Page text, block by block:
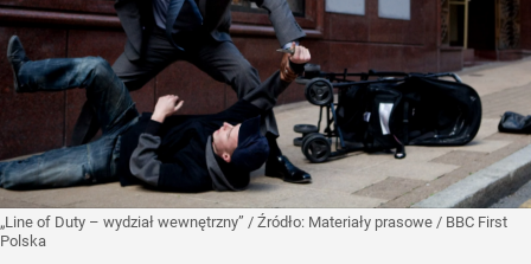
„Line of Duty – wydział wewnętrzny” / Źródło: Materiały prasowe / BBC First
Polska